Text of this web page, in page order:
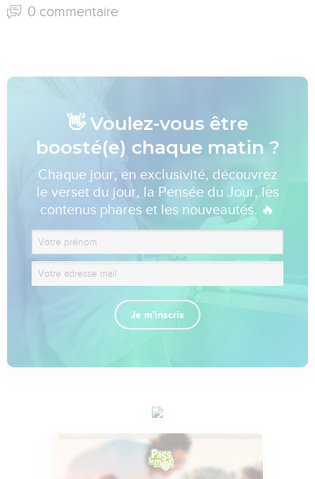
0 commentaire
👋 Voulez-vous être
boosté(e) chaque matin ?
Chaque jour, en exclusivité, découvrez
le verset du jour, la Pensée du Jour, les
contenus phares et les nouveautés. 🔥
Je m'inscris